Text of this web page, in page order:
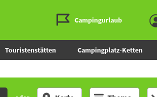
Campingurlaub
Touristenstätten Campingplatz-Ketten